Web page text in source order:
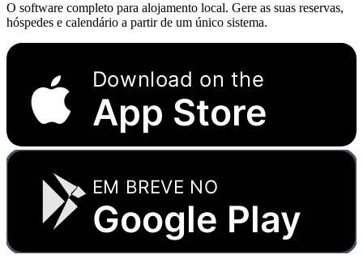
O software completo para alojamento local. Gere as suas reservas,
hóspedes e calendário a partir de um único sistema.
Download on the
App Store
EM BREVE NO
Google Play